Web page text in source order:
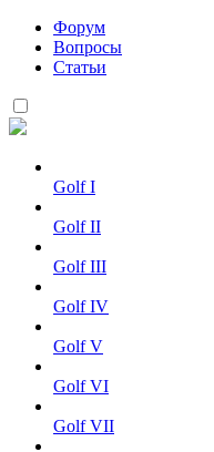
Форум
Вопросы
Статьи
Golf I
Golf II
Golf III
Golf IV
Golf V
Golf VI
Golf VII